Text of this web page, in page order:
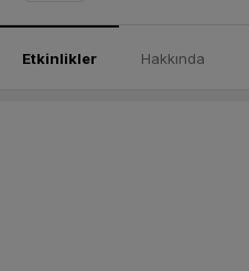
Etkinlikler Hakkında